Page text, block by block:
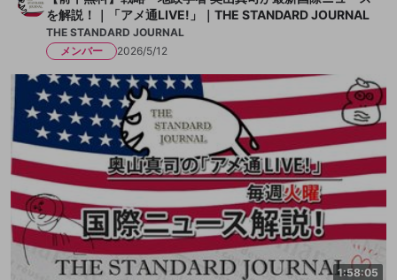
を解説！｜「アメ通LIVE!」｜THE STANDARD JOURNAL
THE STANDARD JOURNAL
メンバー
2026/5/12
1:58:05